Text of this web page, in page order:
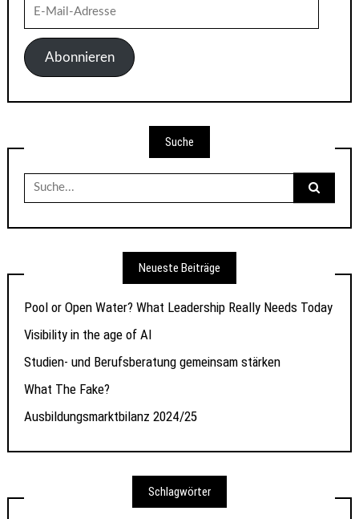
Mail-
AdresseAbonnieren
Suche
Suche
nach:
Neueste Beiträge
Pool or Open Water? What Leadership Really Needs Today
Visibility in the age of AI
Studien- und Berufsberatung gemeinsam stärken
What The Fake?
Ausbildungsmarktbilanz 2024/25
Schlagwörter